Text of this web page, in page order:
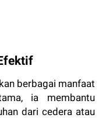
berbagai manfaat
ia membantu
dari cedera atau